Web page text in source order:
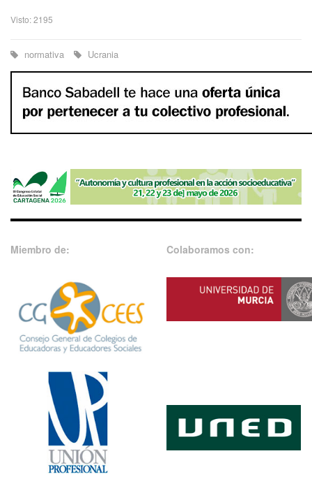
Visto: 2195
normativa Ucrania
Miembro de: Colaboramos con: